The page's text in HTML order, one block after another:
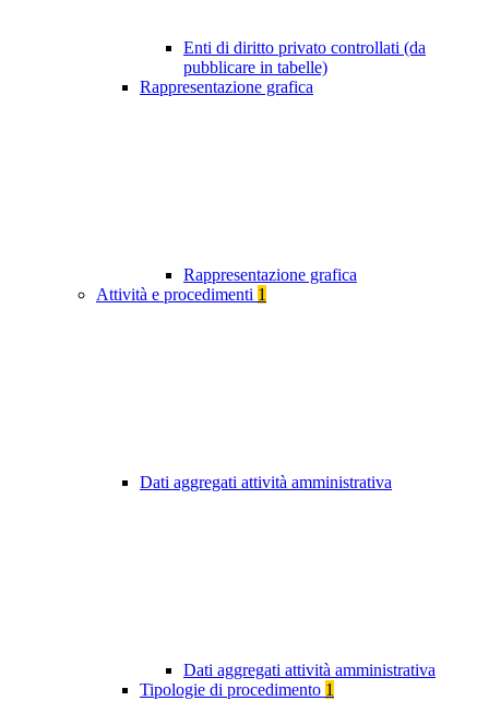
Enti di diritto privato controllati (da
pubblicare in tabelle)
Rappresentazione grafica
Rappresentazione grafica
Attività e procedimenti 1
Dati aggregati attività amministrativa
Dati aggregati attività amministrativa
Tipologie di procedimento 1